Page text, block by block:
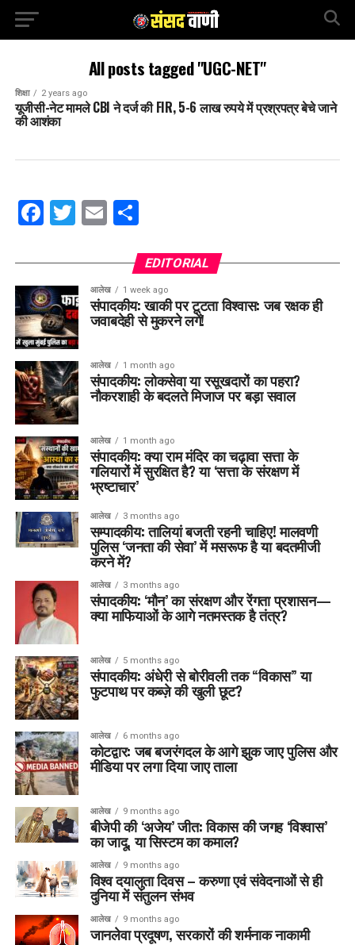
All posts tagged "UGC-NET"
शिक्षा 2 years ago
यूजीसी-नेट मामले CBI ने दर्ज की FIR, 5-6 लाख रुपये में प्रश्रपत्र बेचे जाने
की आशंका
Facebook
Twitter
EmailShare
EDITORIAL
आलेख 1 week ago
संपादकीय: खाकी पर टूटता विश्वास: जब रक्षक ही
जवाबदेही से मुकरने लगें!
आलेख 1 month ago
संपादकीय: लोकसेवा या रसूखदारों का पहरा?
नौकरशाही के बदलते मिजाज पर बड़ा सवाल
आलेख 1 month ago
संपादकीय: क्या राम मंदिर का चढ़ावा सत्ता के
गलियारों में सुरक्षित है? या ‘सत्ता के संरक्षण में
भ्रष्टाचार’
आलेख 3 months ago
सम्पादकीय: तालियां बजती रहनी चाहिए! मालवणी
पुलिस ‘जनता की सेवा’ में मसरूफ है या बदतमीजी
करने में?
आलेख 3 months ago
संपादकीय: ‘मौन’ का संरक्षण और रेंगता प्रशासन—
क्या माफियाओं के आगे नतमस्तक है तंत्र?
आलेख 5 months ago
संपादकीय: अंधेरी से बोरीवली तक “विकास” या
फुटपाथ पर कब्ज़े की खुली छूट?
आलेख 6 months ago
कोटद्वार: जब बजरंगदल के आगे झुक जाए पुलिस और
मीडिया पर लगा दिया जाए ताला
आलेख 9 months ago
बीजेपी की ‘अजेय’ जीत: विकास की जगह ‘विश्वास’
का जादू, या सिस्टम का कमाल?
आलेख 9 months ago
विश्व दयालुता दिवस – करुणा एवं संवेदनाओं से ही
दुनिया में संतुलन संभव
आलेख 9 months ago
जानलेवा प्रदूषण, सरकारों की शर्मनाक नाकामी